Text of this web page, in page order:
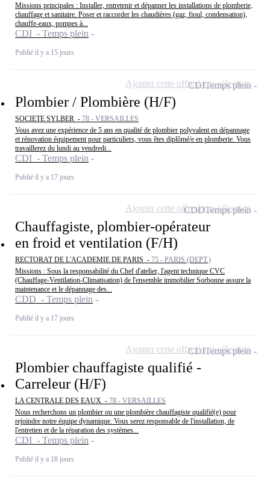
Missions principales : Installer, entretenir et dépanner les installations de plomberie,
chauffage et sanitaire. Poser et raccorder les chaudières (gaz, fioul, condensation),
chauffe-eaux, pompes à...
CDI - Temps plein
Publié il y a 15 jours
Plombier / Plombière (H/F)
SOCIETE SYLBER - 78 - VERSAILLES
Vous avez une expérience de 5 ans en qualité de plombier polyvalent en dépannage
et rénovation équipement pour particuliers, vous êtes diplômé/e en plomberie. Vous
travaillerez du lundi au vendredi...
CDI - Temps plein
Publié il y a 17 jours
CDITemps plein
Ajouter cette offre à ma sélection
Chauffagiste, plombier-opérateur
en froid et ventilation (F/H)
RECTORAT DE L'ACADEMIE DE PARIS - 75 - PARIS (DEPT.)
Missions : Sous la responsabilité du Chef d'atelier, l'agent technique CVC
(Chauffage-Ventilation-Climatisation) de l'ensemble immobilier Sorbonne assure la
maintenance et le dépannage des...
CDD - Temps plein
Publié il y a 17 jours
CDDTemps plein
Ajouter cette offre à ma sélection
Plombier chauffagiste qualifié -
Carreleur (H/F)
LA CENTRALE DES EAUX - 78 - VERSAILLES
Nous recherchons un plombier ou une plombière chauffagiste qualifié(e) pour
rejoindre notre équipe dynamique. Vous serez responsable de l'installation, de
l'entretien et de la réparation des systèmes...
CDI - Temps plein
Publié il y a 18 jours
CDITemps plein
Ajouter cette offre à ma sélection